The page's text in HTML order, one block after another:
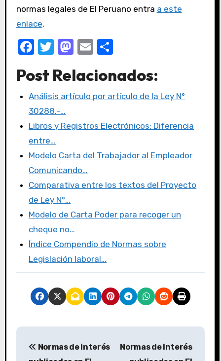
normas legales de El Peruano entra a este
enlace.
F
c
e
b
o
o
k
T
it
te
r
M
st
o
o
E
ail
C
m
p
tir
Post Relacionados:
Análisis artículo por artículo de la Ley N°
30288.-…
Libros y Registros Electrónicos: Diferencia
entre…
Modelo Carta del Trabajador al Empleador
Comunicando…
Comparativa entre los textos del Proyecto
de Ley N°…
Modelo de Carta Poder para recoger un
cheque no…
Índice Compendio de Normas sobre
Legislación laboral…
Normas de interés
Normas de interés